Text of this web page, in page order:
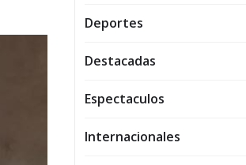
Deportes
Destacadas
Espectaculos
Internacionales